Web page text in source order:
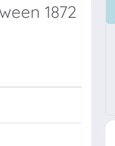
1872